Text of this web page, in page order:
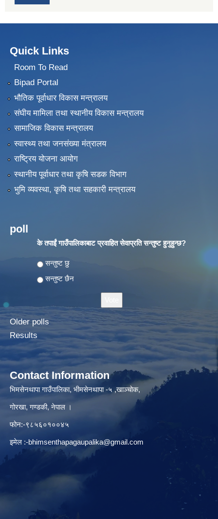
Quick Links
Room To Read
Bipad Portal
भौतिक पूर्वाधार विकास मन्त्रालय
संघीय मामिला तथा स्थानीय विकास मन्त्रालय
सामाजिक विकास मन्त्रालय
स्वास्थ्य तथा जनसंख्या मंत्रालय
राष्ट्रिय योजना आयोग
स्थानीय पूर्वाधार तथा कृषि सडक विभाग
भुमि व्यवस्था, कृषि तथा सहकारी मन्त्रालय
poll
के तपाईं गाउँपालिकाबाट प्रवाहित सेवाप्रति सन्तुष्ट हुनुहुन्छ?
Choices
सन्तुष्ट छु
सन्तुष्ट छैन
Older polls
Results
Contact Information
भिमसेनथापा गाउँपालिका, भीमसेनथापा -५ ,खाञ्चोक,
गोरखा, गण्डकी, नेपाल ।
फोन:-९८५६०१००४५
इमेल :-bhimsenthapagaupalika@gmail.com